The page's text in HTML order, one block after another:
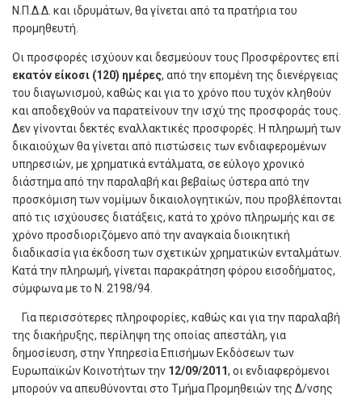
Ν.Π.Δ.Δ. και ιδρυμάτων, θα γίνεται από τα πρατήρια του
προμηθευτή.
Οι προσφορές ισχύουν και δεσµεύουν τους Προσφέροντες επί
εκατόν είκοσι (120) ηµέρες, από την εποµένη της διενέργειας
του διαγωνισµού, καθώς και για το χρόνο που τυχόν κληθούν
και αποδεχθούν να παρατείνουν την ισχύ της προσφοράς τους.
Δεν γίνονται δεκτές εναλλακτικές προσφορές. Η πληρωμή των
δικαιούχων θα γίνεται από πιστώσεις των ενδιαφερομένων
υπηρεσιών, με χρηματικά εντάλματα, σε εύλογο χρονικό
διάστημα από την παραλαβή και βεβαίως ύστερα από την
προσκόμιση των νομίμων δικαιολογητικών, που προβλέπονται
από τις ισχύουσες διατάξεις, κατά το χρόνο πληρωμής και σε
χρόνο προσδιοριζόμενο από την αναγκαία διοικητική
διαδικασία για έκδοση των σχετικών χρηματικών ενταλμάτων.
Κατά την πληρωμή, γίνεται παρακράτηση φόρου εισοδήματος,
σύμφωνα με το Ν. 2198/94.
Για περισσότερες πληροφορίες, καθώς και για την παραλαβή
της διακήρυξης, περίληψη της οποίας απεστάλη, για
δημοσίευση, στην Υπηρεσία Επισήμων Εκδόσεων των
Ευρωπαϊκών Κοινοτήτων την 12/09/2011, οι ενδιαφερόμενοι
μπορούν να απευθύνονται στο Τμήμα Προμηθειών της Δ/νσης